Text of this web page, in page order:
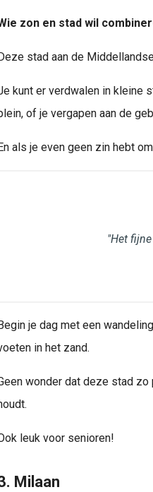
zon en stad wil
stad aan de
kunt er verdwalen in kleine
of je vergapen aan de
als je even geen zin hebt
"Het
je dag met een
in het zand.
wonder dat deze stad
leuk voor senioren!
Milaan